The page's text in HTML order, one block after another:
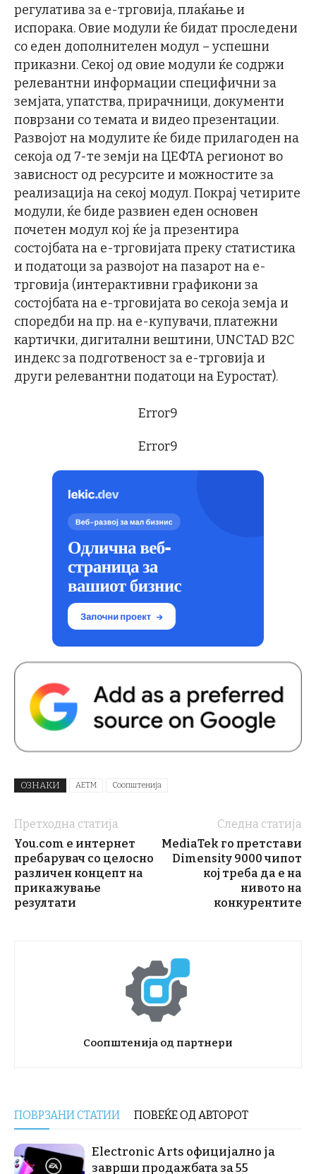
регулатива за е-трговија, плаќање и
испорака. Овие модули ќе бидат проследени
со еден дополнителен модул – успешни
приказни. Секој од овие модули ќе содржи
релевантни информации специфични за
земјата, упатства, прирачници, документи
поврзани со темата и видео презентации.
Развојот на модулите ќе биде прилагоден на
секоја од 7-те земји на ЦЕФТА регионот во
зависност од ресурсите и можностите за
реализација на секој модул. Покрај четирите
модули, ќе биде развиен еден основен
почетен модул кој ќе ја презентира
состојбата на е-трговијата преку статистика
и податоци за развојот на пазарот на е-
трговија (интерактивни графикони за
состојбата на е-трговијата во секоја земја и
споредби на пр. на е-купувачи, платежни
картички, дигитални вештини, UNCTAD B2C
индекс за подготвеност за е-трговија и
други релевантни податоци на Еуростат).
Error9
Error9
ОЗНАКИ АЕТМ Соопштенија
Претходна статија
You.com е интернет
пребарувач со целосно
различен концепт на
прикажување
резултати
Следна статија
MediaTek го претстави
Dimensity 9000 чипот
кој треба да е на
нивото на
конкурентите
Соопштенија од партнери
ПОВРЗАНИ СТАТИИ ПОВЕЌЕ ОД АВТОРОТ
Electronic Arts официјално ја
заврши продажбата за 55